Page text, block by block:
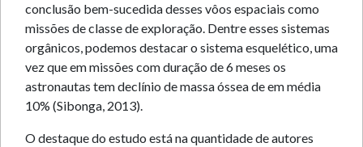
conclusão bem-sucedida desses vôos espaciais como
missões de classe de exploração. Dentre esses sistemas
orgânicos, podemos destacar o sistema esquelético, uma
vez que em missões com duração de 6 meses os
astronautas tem declínio de massa óssea de em média
10% (Sibonga, 2013).
O destaque do estudo está na quantidade de autores